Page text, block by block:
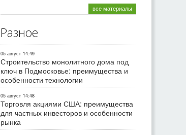
все материалы
Разное
05 август 14:49
Строительство монолитного дома под
ключ в Подмосковье: преимущества и
особенности технологии
05 август 14:48
Торговля акциями США: преимущества
для частных инвесторов и особенности
рынка